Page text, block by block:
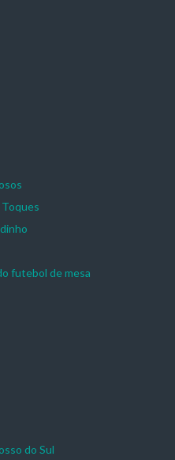
futebol de mesa
do Sul